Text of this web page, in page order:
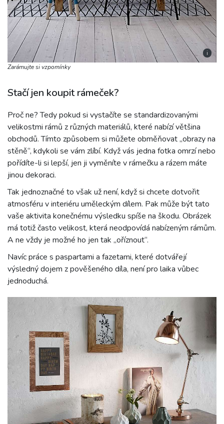
i
Zarámujte si vzpomínky
Stačí jen koupit rámeček?
Proč ne? Tedy pokud si vystačíte se standardizovanými
velikostmi rámů z různých materiálů, které nabízí většina
obchodů. Tímto způsobem si můžete obměňovat „obrazy na
stěně“, kdykoli se vám zlíbí. Když vás jedna fotka omrzí nebo
pořídíte-li si lepší, jen ji vyměníte v rámečku a rázem máte
jinou dekoraci.
Tak jednoznačné to však už není, když si chcete dotvořit
atmosféru v interiéru uměleckým dílem. Pak může být tato
vaše aktivita konečnému výsledku spíše na škodu. Obrázek
má totiž často velikost, která neodpovídá nabízeným rámům.
A ne vždy je možné ho jen tak „oříznout“.
Navíc práce s paspartami a fazetami, které dotvářejí
výsledný dojem z pověšeného díla, není pro laika vůbec
jednoduchá.